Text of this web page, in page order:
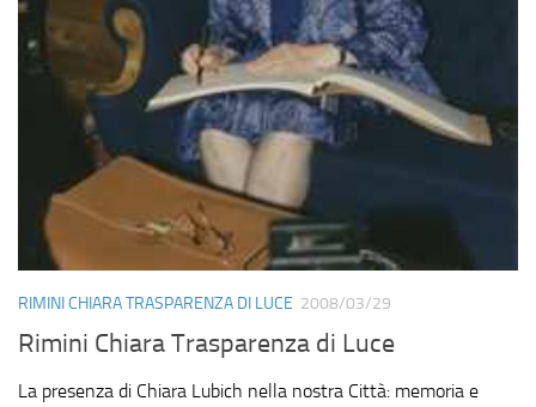
RIMINI CHIARA TRASPARENZA DI LUCE 2008/03/29
Rimini Chiara Trasparenza di Luce
La presenza di Chiara Lubich nella nostra Città: memoria e